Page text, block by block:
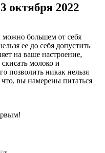
октября 2022
можно большем от себя
ее до себя допустить
на ваше настроение,
молоко и
позволить никак нельзя
что, вы намерены питаться